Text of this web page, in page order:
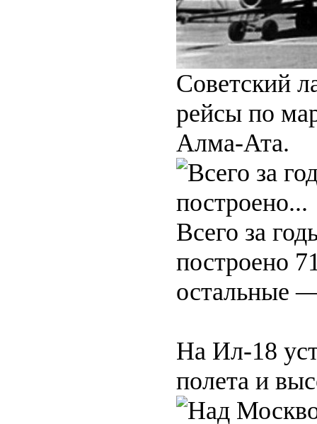
Советский
рейсы по
Алма-Ата.
Всего за
построено
остальные
На Ил-18
полета и